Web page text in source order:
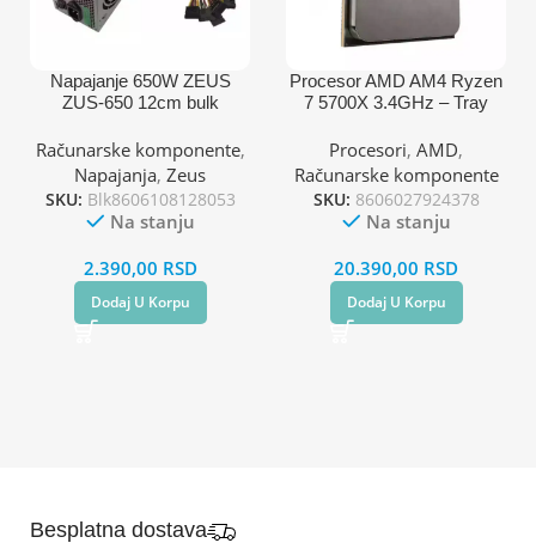
Napajanje 650W ZEUS
ZUS-650 12cm bulk
Računarske komponente,
Napajanja, Zeus
SKU: Blk8606108128053
Na stanju
2.390,00 RSD
Dodaj U Korpu
Procesor AMD AM4 Ryzen
7 5700X 3.4GHz – Tray
Procesori, AMD,
Računarske komponente
SKU: 8606027924378
Na stanju
20.390,00 RSD
Dodaj U Korpu
Besplatna dostava